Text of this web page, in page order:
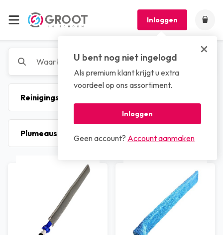
Inloggen
U bent nog niet ingelogd
Als premium klant krijgt u extra
voordeel op ons assortiment.
Inloggen
Geen account? Account aanmaken